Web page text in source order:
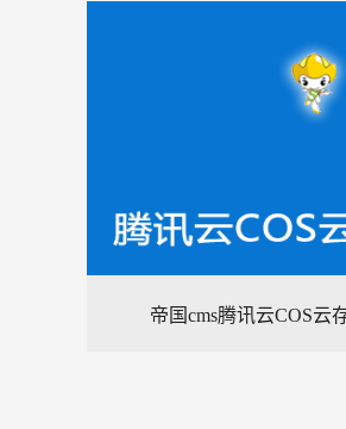
帝国cms腾讯云COS云